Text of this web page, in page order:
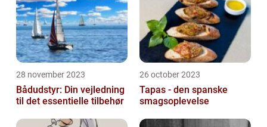
28 november 2023
Bådudstyr: Din vejledning
til det essentielle tilbehør
26 october 2023
Tapas - den spanske
smagsoplevelse